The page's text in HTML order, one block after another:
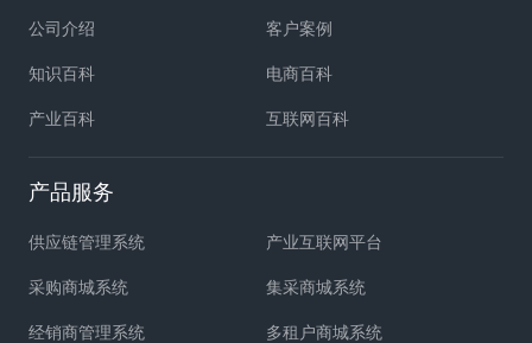
公司介绍 客户案例
知识百科 电商百科
产业百科 互联网百科
产品服务
供应链管理系统 产业互联网平台
采购商城系统 集采商城系统
经销商管理系统 多租户商城系统